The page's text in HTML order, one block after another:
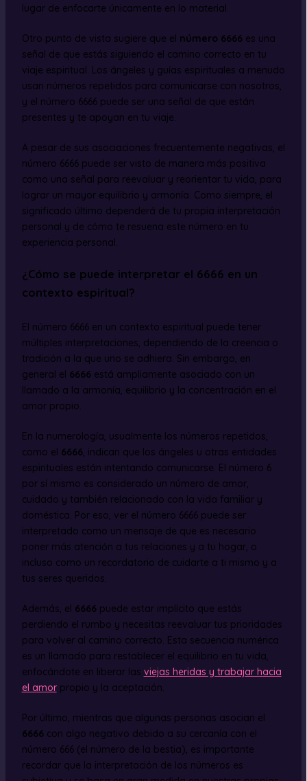
lugar de enfocarte únicamente en lo material.
Otro punto de vista sugiere que el número 6666es una
señal de que estás siguiendo el camino correcto en tu
viaje espiritual. Los ángeles y guías espirituales a menudo
usan números repetidos para comunicarse con nosotros,
y el número 6666 puede ser una señal de que están
presentes y te apoyan en tu viaje.
A pesar de sus asociaciones frecuentemente negativas, el
número 6666 puede ser visto de manera más positiva
como una señal para reevaluar y reorientar tu vida, para
lograr un mayor equilibrio y armonía. Como siempre, el
significado último dependerá de tu propia interpretación
personal y de cómo te resuena este número en tu
experiencia personal.
¿Cómo se puede interpretar el 6666 en un
contexto espiritual?
El número 6666 en un contexto espiritual puede tener
múltiples interpretaciones, dependiendo de la creencia o
tradición a la que uno se adhiera. Sin embargo, en
general el 6666está ampliamente asociado con un
llamado a la armonía, equilibrio y la concentración en el
amor propio.
En la numerología, usualmente los números repetidos,
como el 6666, indican que los ángeles u otras entidades
espirituales están intentando comunicarse. El número 6
por sí mismo es considerado un número de amor,
cuidado y también relacionado con la vida familiar y
doméstica. Por eso, ver el número 6666 puede ser
interpretado como un mensaje de que es necesario
poner más atención a tus relaciones y a tu hogar, o
incluso como un recordatorio de cuidarte a ti mismo y a
tus seres queridos.
Además, el 6666puede estar implícito que estás
perdiendo el rumbo y necesitas reevaluar tus prioridades
para volver al camino correcto. Esta secuencia numérica
es un llamado para restablecer el equilibrio en tu vida,
enfocándote en liberar las viejas heridas y trabajar hacia
el amorpropio y la aceptación.
Por último, mientras que algunas personas asocian el
6666con algo negativo debido a su cercanía con el
número 666 (el número de la bestia), es importante
recordar que la interpretación de los números es